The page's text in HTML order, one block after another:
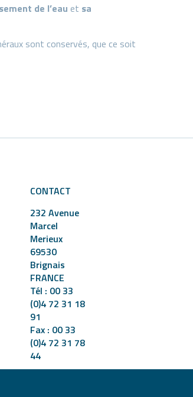
de l’eau et sa
sont conservés, que ce soit
CONTACT
232 Avenue
Marcel
Merieux
69530
Brignais
FRANCE
Tél : 00 33
(0)4 72 31 18
91
Fax : 00 33
(0)4 72 31 78
44